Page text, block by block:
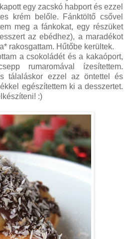
egy zacskó habport és ezzel
krém belőle. Fánktöltő csővel
meg a fánkokat, egy részüket
az ebédhez), a maradékot
rakosgattam. Hűtőbe kerültek.
a csokoládét és a kakaóport,
rumaromával ízesítettem.
tálaláskor ezzel az öntettel és
egészítettem ki a desszertet.
:)